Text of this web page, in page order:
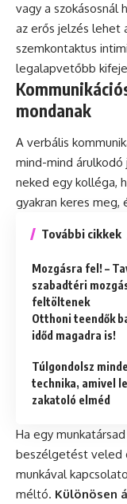
vagy a szokásosnál
az erős jelzés lehet
szemkontaktus
legalapvetőbb
mondanak
A verbális
mind-mind árulkodó
neked egy kolléga,
gyakran keres
További cikkek
Mozgásra fel! –
szabadtéri
feltöltenek
Otthoni teendők
időd magadra is!
Túlgondolsz
technika, amivel
zakatoló elméd
Ha egy
beszélgetést veled
munkával
méltó. Különösen